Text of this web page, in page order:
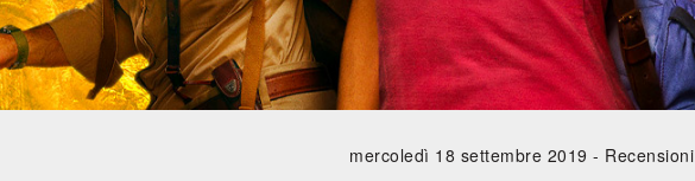
mercoledì 18 settembre 2019 - Recensioni